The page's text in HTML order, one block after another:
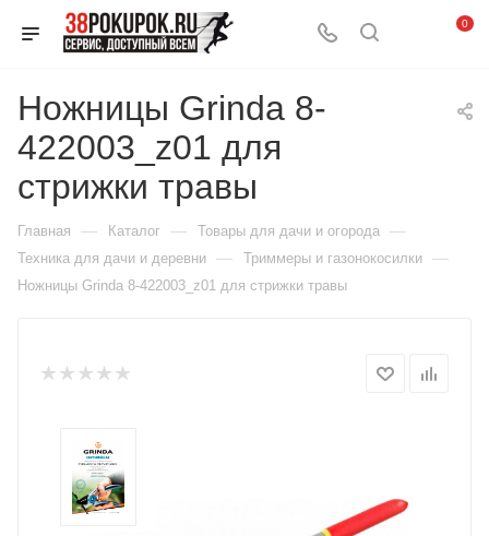
0
Ножницы Grinda 8-
422003_z01 для
стрижки травы
Главная — Каталог — Товары для дачи и огорода —
Техника для дачи и деревни — Триммеры и газонокосилки —
Ножницы Grinda 8-422003_z01 для стрижки травы